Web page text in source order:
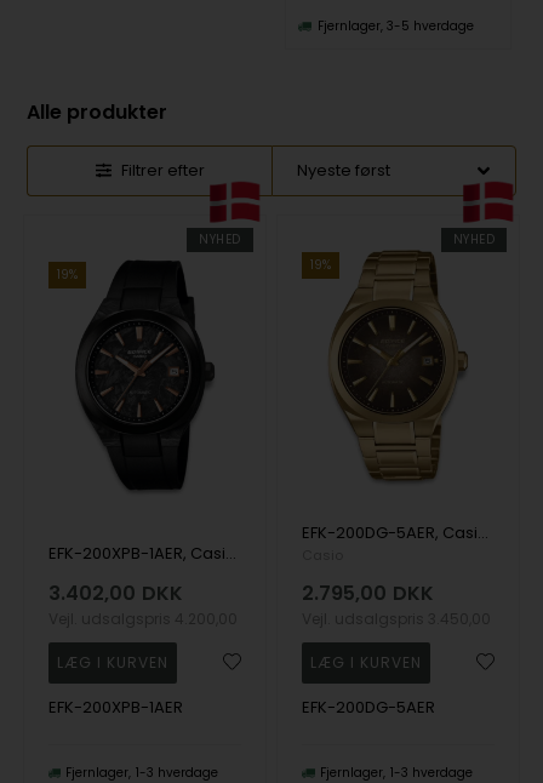
Fjernlager, 3-5 hverdage
Alle produkter
Filtrer efter
NYHED
19%
EFK-200XPB-1AER, Casio Edifice EFK-200XPB-1AER Automatik Herre m/lænke
3.402,00 DKK
EFK-200XPB-1AER
Fjernlager 1-3 hverdage
NYHED
19%
EFK-200DG-5AER, Casio Edifice EFK-200DG-5AER Automatik Herre m/lænke
2.795,00 DKK
EFK-200DG-5AER
Fjernlager 1-3 hverdage